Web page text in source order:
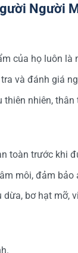
Người
của họ luôn
và đánh giá
nhiên,
toàn trước khi
môi, đảm
bơ hạt mỡ,